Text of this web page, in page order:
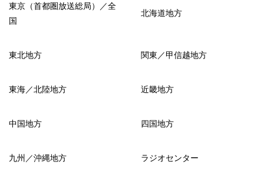
東京（首都圏放送総局）／全
国
北海道地方
東北地方 関東／甲信越地方
東海／北陸地方 近畿地方
中国地方 四国地方
九州／沖縄地方 ラジオセンター